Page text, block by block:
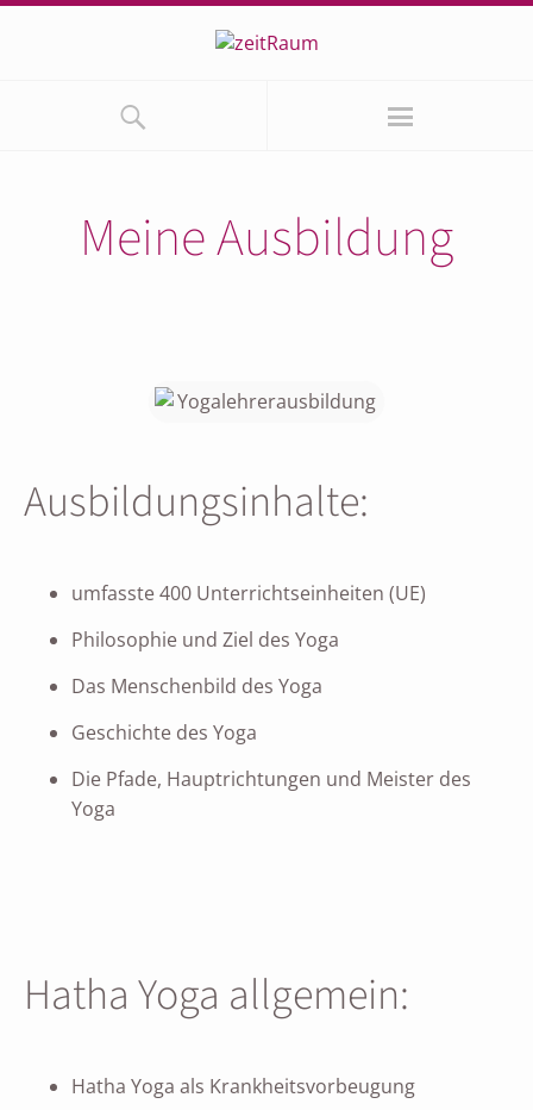
Meine Ausbildung
Ausbildungsinhalte:
umfasste 400 Unterrichtseinheiten (UE)
Philosophie und Ziel des Yoga
Das Menschenbild des Yoga
Geschichte des Yoga
Die Pfade, Hauptrichtungen und Meister des
Yoga
Hatha Yoga allgemein:
Hatha Yoga als Krankheitsvorbeugung